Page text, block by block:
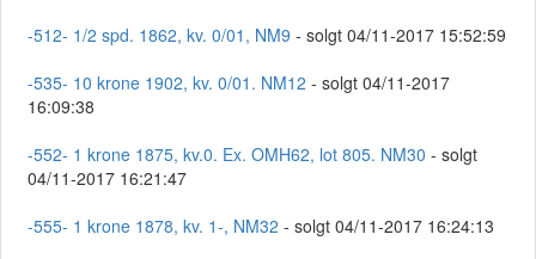
-512- 1/2 spd. 1862, kv. 0/01, NM9 - solgt 04/11-2017 15:52:59
-535- 10 krone 1902, kv. 0/01. NM12 - solgt 04/11-2017
16:09:38
-552- 1 krone 1875, kv.0. Ex. OMH62, lot 805. NM30 - solgt
04/11-2017 16:21:47
-555- 1 krone 1878, kv. 1-, NM32 - solgt 04/11-2017 16:24:13